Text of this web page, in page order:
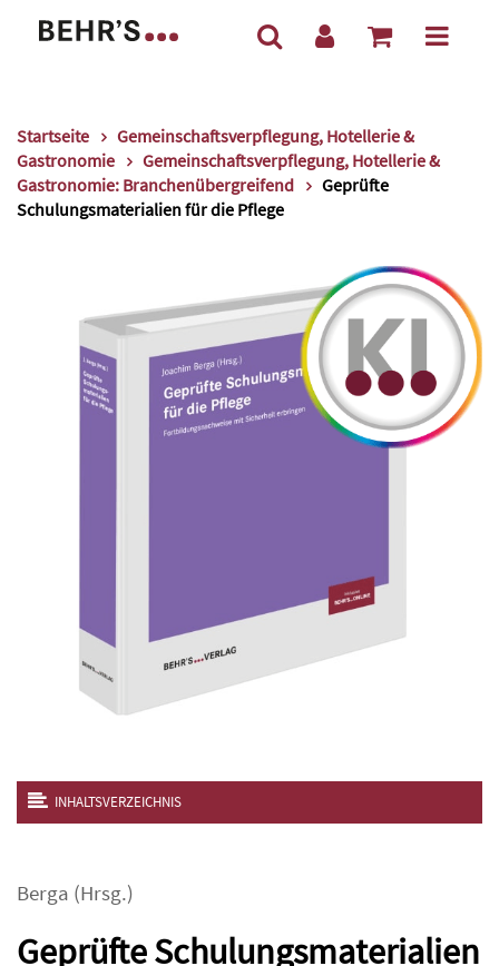
Startseite
Gemeinschaftsverpflegung, Hotellerie &
Gastronomie
Gemeinschaftsverpflegung, Hotellerie &
Gastronomie: Branchenübergreifend
Geprüfte
Schulungsmaterialien für die Pflege
INHALTSVERZEICHNIS
Berga (Hrsg.)
Geprüfte Schulungsmaterialien